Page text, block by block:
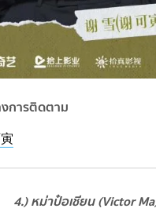
การติดตาม
4.) หม่าป๋อเชียน (Victor